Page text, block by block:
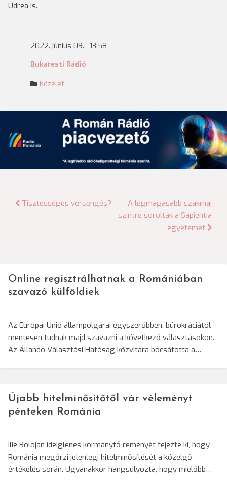
Udrea is.
2022. június 09. , 13:58
Bukaresti Rádió
Közélet
Bejegyzés
Tisztességes versengés?
A legmagasabb szakmai
szintre sorolták a Sapientia
egyetemet
Online regisztrálhatnak a Romániában
szavazó külföldiek
Az Európai Unió állampolgárai egyszerűbben, bürokráciától
mentesen tudnak majd szavazni a következő választásokon.
Az Állandó Választási Hatóság közvitára bocsátotta a…
Újabb hitelminősítőtől vár véleményt
pénteken Románia
Ilie Bolojan ideiglenes kormányfő reményét fejezte ki, hogy
Románia megőrzi jelenlegi hitelminősítését a közelgő
értékelés során. Ugyanakkor hangsúlyozta, hogy mielőbb…